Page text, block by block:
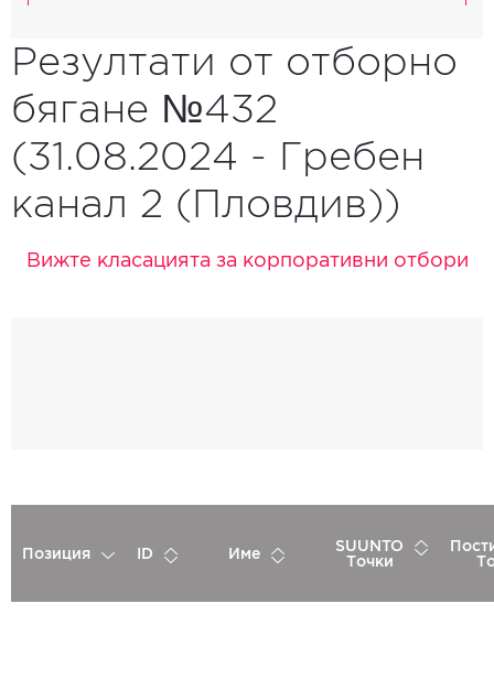
Резултати от отборно
бягане №432
(31.08.2024 - Гребен
канал 2 (Пловдив))
Вижте класацията за корпоративни отбори
Позиция ID Име
SUUNTO
Точки